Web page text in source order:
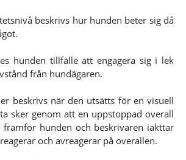
beskrivs hur hunden beter sig då
hunden tillfälle att engagera sig i lek
från hundägaren.
beskrivs när den utsätts för en visuell
sker genom att en uppstoppad overall
hunden och beskrivaren iakttar
och avreagerar på overallen.